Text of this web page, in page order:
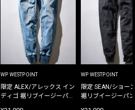
WP WESTPOINT
限定 ALEX/アレックス イン
ディゴ 裾リブイージーパン
WP WESTPOINT
限定 SEAN/ショー
裾リブイージーパ